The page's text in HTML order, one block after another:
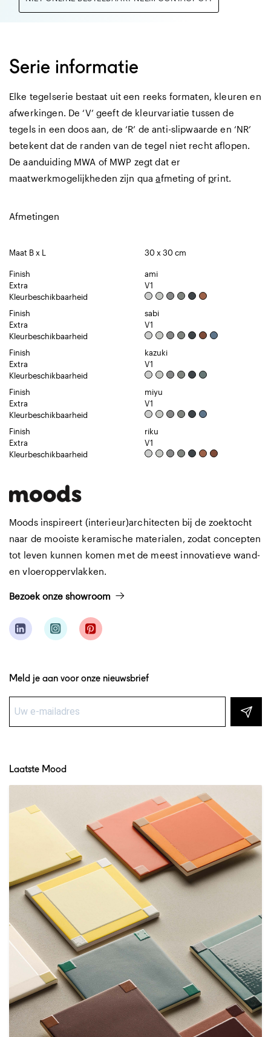
Serie informatie
Elke tegelserie bestaat uit een reeks formaten, kleuren en
afwerkingen. De ‘V’ geeft de kleurvariatie tussen de
tegels in een doos aan, de ‘R’ de anti-slipwaarde en ‘NR’
betekent dat de randen van de tegel niet recht aflopen.
De aanduiding MWA of MWP zegt dat er
maatwerkmogelijkheden zijn quaafmeting of print.
Afmetingen
Maat B x L 30 x 30 cm
Finish
ami
Extra
V1
Kleurbeschikbaarheid
Finish
sabi
Extra
V1
Kleurbeschikbaarheid
Finish
kazuki
Extra
V1
Kleurbeschikbaarheid
Finish
miyu
Extra
V1
Kleurbeschikbaarheid
Finish
riku
Extra
V1
Kleurbeschikbaarheid
Moods inspireert (interieur)architecten bij de zoektocht
naar de mooiste keramische materialen, zodat concepten
tot leven kunnen komen met de meest innovatieve wand-
en vloeroppervlakken.
Bezoek onze showroom
Meld je aan voor onze nieuwsbrief
Laatste Mood